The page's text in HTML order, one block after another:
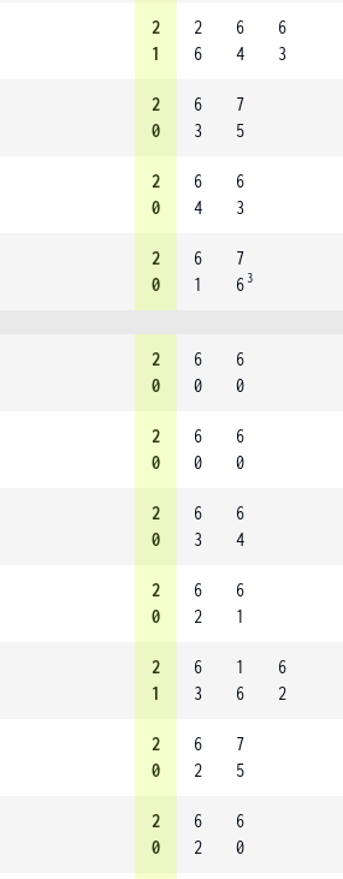
2
1
2
6
6
4
6
3
2
0
6
3
7
5
2
0
6
4
6
3
2
0
6
1
7
6 3
2
0
6
0
6
0
2
0
6
0
6
0
2
0
6
3
6
4
2
0
6
2
6
1
2
1
6
3
1
6
6
2
2
0
6
2
7
5
2
0
6
2
6
0